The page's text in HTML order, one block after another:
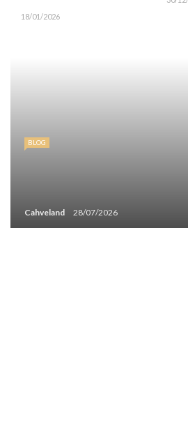
18/01/2026
BLOG
Cahveland 28/07/2026